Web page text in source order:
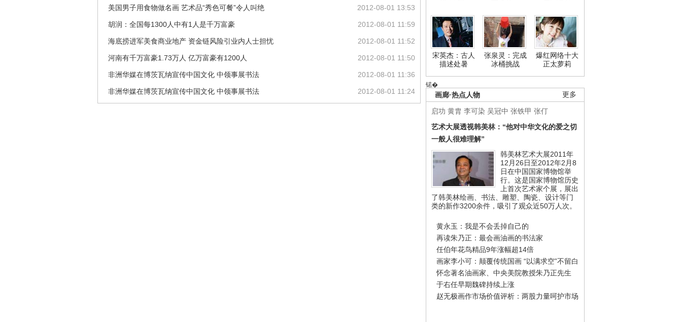
宋英杰：古人
描述处暑
张泉灵：完成
冰桶挑战
爆红网络十大
正太萝莉
锘�
更多
画廊·热点人物
启功 黄胄 李可染 吴冠中 张铁甲 张仃
艺术大展透视韩美林：“他对中华文化的爱之切
一般人很难理解”
韩美林艺术大展2011年
12月26日至2012年2月8
日在中国国家博物馆举
行。这是国家博物馆历史
上首次艺术家个展，展出
了韩美林绘画、书法、雕塑、陶瓷、设计等门
类的新作3200余件，吸引了观众近50万人次。
黄永玉：我是不会丢掉自己的
再读朱乃正：最会画油画的书法家
任伯年花鸟精品9年涨幅超14倍
画家李小可：颠覆传统国画 “以满求空”不留白
怀念著名油画家、中央美院教授朱乃正先生
于右任早期魏碑持续上涨
赵无极画作市场价值评析：两股力量呵护市场
2012-08-01 13:53
美国男子用食物做名画 艺术品“秀色可餐”令人叫绝
2012-08-01 11:59
胡润：全国每1300人中有1人是千万富豪
2012-08-01 11:52
海底捞进军美食商业地产 资金链风险引业内人士担忧
2012-08-01 11:50
河南有千万富豪1.73万人 亿万富豪有1200人
2012-08-01 11:36
非洲华媒在博茨瓦纳宣传中国文化 中领事展书法
2012-08-01 11:24
非洲华媒在博茨瓦纳宣传中国文化 中领事展书法